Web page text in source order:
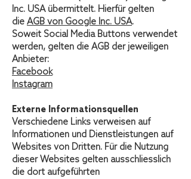
Inc. USA übermittelt. Hierfür gelten
die AGB von Google Inc. USA.
Soweit Social Media Buttons verwendet
werden, gelten die AGB der jeweiligen
Anbieter:
Facebook
Instagram
Externe Informationsquellen
Verschiedene Links verweisen auf
Informationen und Dienstleistungen auf
Websites von Dritten. Für die Nutzung
dieser Websites gelten ausschliesslich
die dort aufgeführten